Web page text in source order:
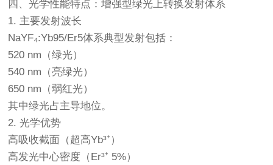
四、光学性能特点：增强型绿光上转换发射体系
1. 主要发射波长
NaYF₄:Yb95/Er5体系典型发射包括：
520 nm（绿光）
540 nm（亮绿光）
650 nm（弱红光）
其中绿光占主导地位。
2. 光学优势
高吸收截面（超高Yb³⁺）
高发光中心密度（Er³⁺ 5%）